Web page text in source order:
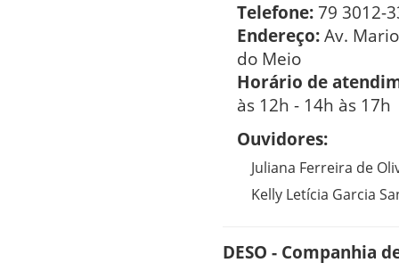
Telefone:79 3012-
Endereço:Av.
do Meio
Horário de
às 12h - 14h às 17h
Ouvidores:
Juliana Ferreira de
Kelly Letícia Garcia
DESO - Companhia